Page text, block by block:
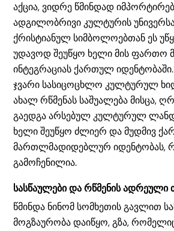
აქცია, ვიდრე წმინდად
ადგილობრივი კულტურის
ქრისტიანულ სიმბოლოებთან ეს
უდავოდ შეუწყო ხელი მის ფართო
ინტეგრაციას ქართულ იდენტობაში.
ჯვარი სასიცოცხლო კულტურულ
ახალ რწმენას საშუალება მისცა,
გაედგა არსებულ კულტურულ
ხელი შეუწყო ძლიერ და მუდმივ
მართლმადიდებლურ იდენტობას,
გამოჩენილია.
სასწაულები და რწმენის ადრეული
წმინდა ნინომ სომხეთის გავლით
მოგზაურობა დაიწყო, გზა,